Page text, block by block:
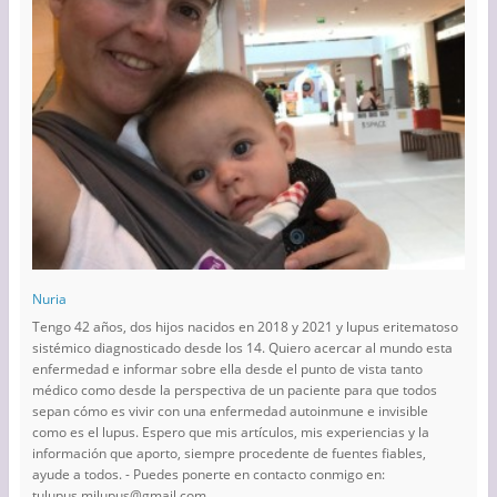
Nuria
Tengo 42 años, dos hijos nacidos en 2018 y 2021 y lupus eritematoso
sistémico diagnosticado desde los 14. Quiero acercar al mundo esta
enfermedad e informar sobre ella desde el punto de vista tanto
médico como desde la perspectiva de un paciente para que todos
sepan cómo es vivir con una enfermedad autoinmune e invisible
como es el lupus. Espero que mis artículos, mis experiencias y la
información que aporto, siempre procedente de fuentes fiables,
ayude a todos. - Puedes ponerte en contacto conmigo en: